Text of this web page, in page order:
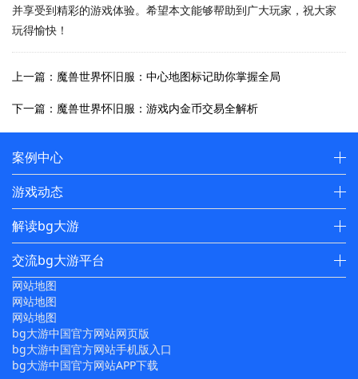
并享受到精彩的游戏体验。希望本文能够帮助到广大玩家，祝大家
玩得愉快！
上一篇：魔兽世界怀旧服：中心地图标记助你掌握全局
下一篇：魔兽世界怀旧服：游戏内金币交易全解析
案例中心
游戏动态
解读bg大游
交流bg大游平台
网站地图
网站地图
网站地图
bg大游中国官方网站网页版
bg大游中国官方网站手机版入口
bg大游中国官方网站APP下载